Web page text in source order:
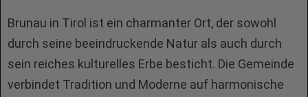
Brunau in Tirol ist ein charmanter Ort, der sowohl
durch seine beeindruckende Natur als auch durch
sein reiches kulturelles Erbe besticht. Die Gemeinde
verbindet Tradition und Moderne auf harmonische